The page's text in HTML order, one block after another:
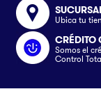
Ubica tu
CRÉDITO
Somos el
Control